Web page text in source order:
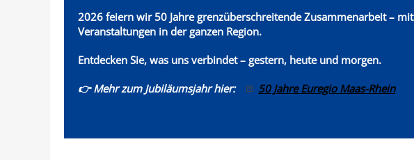
2026 feiern wir 50 Jahre grenzüberschreitende Zusammenarbeit – mit
Veranstaltungen in der ganzen Region.
Entdecken Sie, was uns verbindet – gestern, heute und morgen.
👉 Mehr zum Jubiläumsjahr hier: 50 Jahre Euregio Maas-Rhein